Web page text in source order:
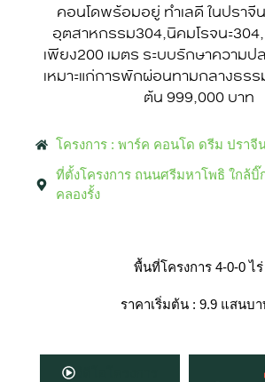
คอนโดพร้อมอยู่ ทำเลดี ในปราจี
อุตสาหกรรม304,นิคมโรจนะ
เพียง200 เมตร ระบบรักษาความ
เหมาะแก่การพักผ่อนทามกลางธรร
ต้น 999,000 บาท
โครงการ : พาร์ค คอนโด ดรีม ปราจี
ที่ตั้งโครงการ ถนนศรีมหาโพธิ ใกล้บิ๊
คลองรั้ง
พื้นที่โครงการ 4-0-0 ไร่
ราคาเริ่มต้น : 9.9 แสนบ